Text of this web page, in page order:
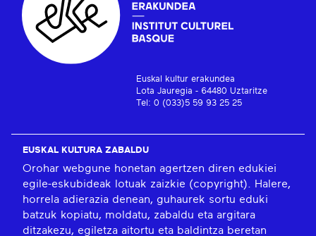
Euskal kultur erakundea
Lota Jauregia - 64480 Uztaritze
Tel: 0 (033)5 59 93 25 25
EUSKAL KULTURA ZABALDU
Orohar webgune honetan agertzen diren edukiei
egile-eskubideak lotuak zaizkie (copyright). Halere,
horrela adierazia denean, guhaurek sortu eduki
batzuk kopiatu, moldatu, zabaldu eta argitara
ditzakezu, egiletza aitortu eta baldintza beretan